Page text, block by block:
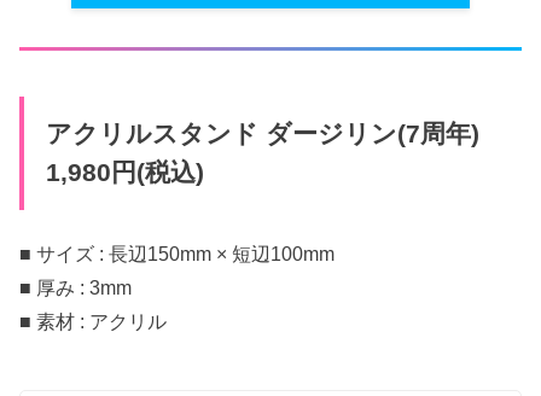
アクリルスタンド ダージリン(7周年)
1,980円(税込)
■ サイズ : 長辺150mm × 短辺100mm
■ 厚み : 3mm
■ 素材 : アクリル